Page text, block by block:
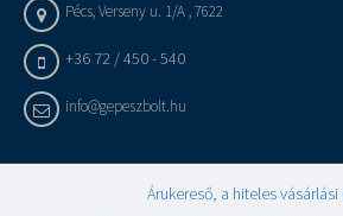
Pécs, Verseny u. 1/A , 7622
+36 72 / 450 - 540
info@gepeszbolt.hu
Árukereső, a hiteles vásárlási